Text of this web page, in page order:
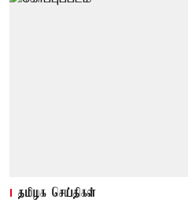
தமிழக செய்திகள்